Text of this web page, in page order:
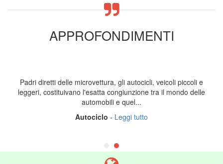
APPROFONDIMENTI
Padri diretti delle microvettura, gli autocicli, veicoli piccoli e
leggeri, costituivano l'esatta congiunzione tra il mondo delle
automobili e quel...
Autociclo - Leggi tutto